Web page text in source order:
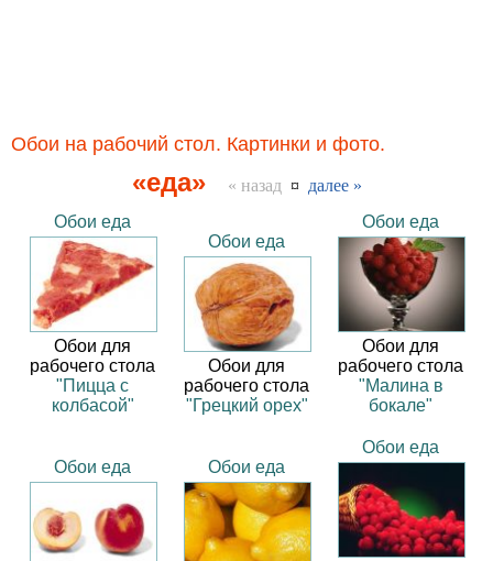
Обои на рабочий стол. Картинки и фото.
«еда» « назад ¤ далее »
Обои еда
Обои для
рабочего стола
"Пицца с
колбасой"
Обои еда
Обои для
рабочего стола
"Грецкий орех"
Обои еда
Обои для
рабочего стола
"Малина в
бокале"
Обои еда Обои еда
Обои еда